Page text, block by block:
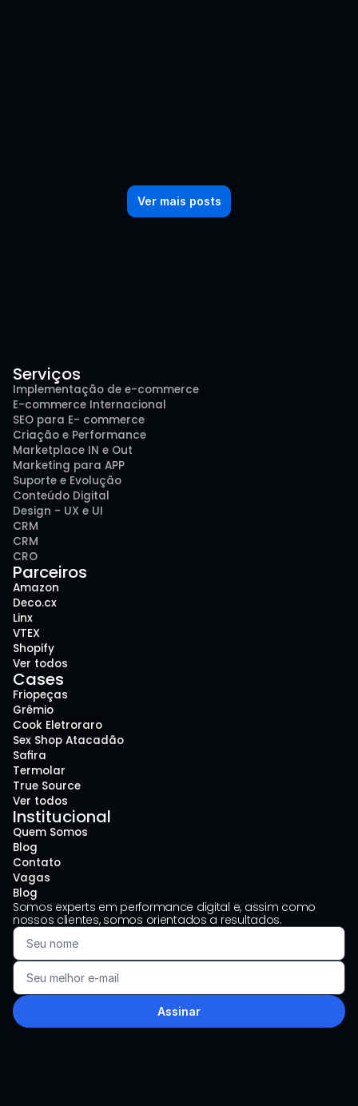
Ver mais posts
Serviços
Implementação de e-commerce
E-commerce Internacional
SEO para E- commerce
Criação e Performance
Marketplace IN e Out
Marketing para APP
Suporte e Evolução
Conteúdo Digital
Design - UX e UI
CRM
CRM
CRO
Parceiros
Amazon
Deco.cx
Linx
VTEX
Shopify
Ver todos
Cases
Friopeças
Grêmio
Cook Eletroraro
Sex Shop Atacadão
Safira
Termolar
True Source
Ver todos
Institucional
Quem Somos
Blog
Contato
Vagas
Blog
Somos experts em performance digital e, assim como
nossos clientes, somos orientados a resultados.
Assinar